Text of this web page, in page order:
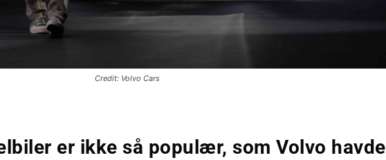
Credit: Volvo Cars
er ikke så populær, som Volvo havde